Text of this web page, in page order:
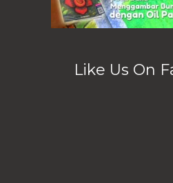
Like Us On